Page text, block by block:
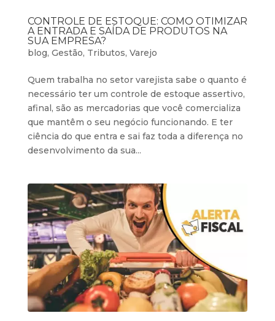
CONTROLE DE ESTOQUE: COMO OTIMIZAR
A ENTRADA E SAÍDA DE PRODUTOS NA
SUA EMPRESA?
blog, Gestão, Tributos, Varejo
Quem trabalha no setor varejista sabe o quanto é
necessário ter um controle de estoque assertivo,
afinal, são as mercadorias que você comercializa
que mantêm o seu negócio funcionando. E ter
ciência do que entra e sai faz toda a diferença no
desenvolvimento da sua...